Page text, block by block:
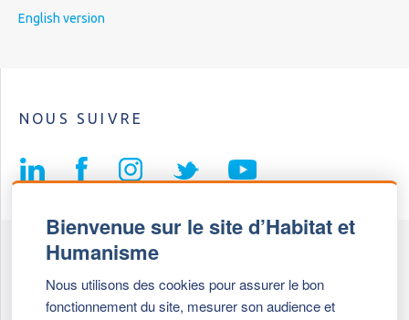
Bienvenue sur le site d’Habitat et
Humanisme
Nous utilisons des cookies pour assurer le bon
fonctionnement du site, mesurer son audience et
English version
NOUS SUIVRE